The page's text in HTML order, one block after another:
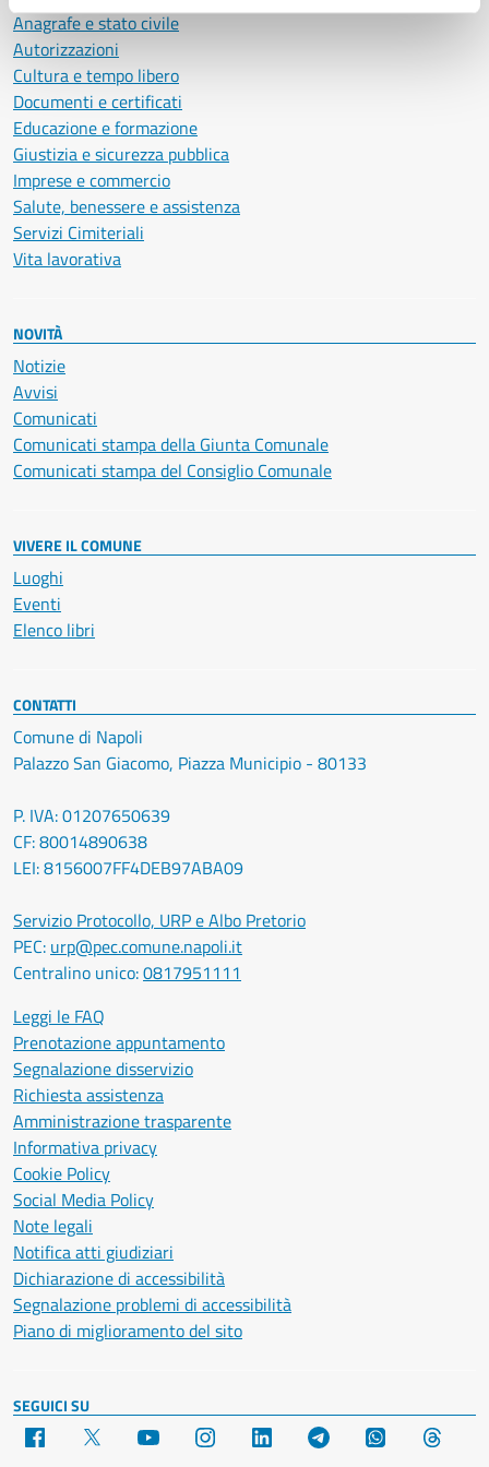
Anagrafe e stato civile
Autorizzazioni
Cultura e tempo libero
Documenti e certificati
Educazione e formazione
Giustizia e sicurezza pubblica
Imprese e commercio
Salute, benessere e assistenza
Servizi Cimiteriali
Vita lavorativa
NOVITÀ
Notizie
Avvisi
Comunicati
Comunicati stampa della Giunta Comunale
Comunicati stampa del Consiglio Comunale
VIVERE IL COMUNE
Luoghi
Eventi
Elenco libri
CONTATTI
Comune di Napoli
Palazzo San Giacomo, Piazza Municipio - 80133
P. IVA: 01207650639
CF: 80014890638
LEI: 8156007FF4DEB97ABA09
Servizio Protocollo, URP e Albo Pretorio
PEC: urp@pec.comune.napoli.it
Centralino unico:0817951111
Leggi le FAQ
Prenotazione appuntamento
Segnalazione disservizio
Richiesta assistenza
Amministrazione trasparente
Informativa privacy
Cookie Policy
Social Media Policy
Note legali
Notifica atti giudiziari
Dichiarazione di accessibilità
Segnalazione problemi di accessibilità
Piano di miglioramento del sito
SEGUICI SU
Facebook YouTube Instagram LinkedIn Telegram WhatsApp